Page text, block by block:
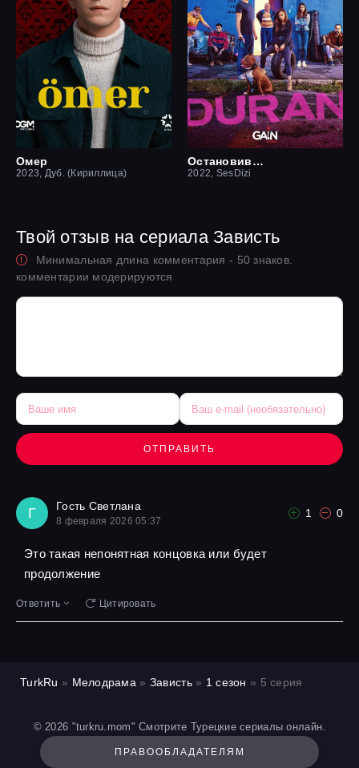
Омер
2023, Дуб. (Кириллица)
Остановившийся
2022, SesDizi
Твой отзыв на сериала Зависть
Минимальная длина комментария - 50 знаков.
комментарии модерируются
ОТПРАВИТЬ
Г Гость Светлана
8 февраля 2026 05:37
1 0
Это такая непонятная концовка или будет
продолжение
Ответить Цитировать
TurkRu » Мелодрама » Зависть» 1 сезон » 5 серия
© 2026 "turkru.mom" Смотрите Турецкие сериалы онлайн.
ПРАВООБЛАДАТЕЛЯМ